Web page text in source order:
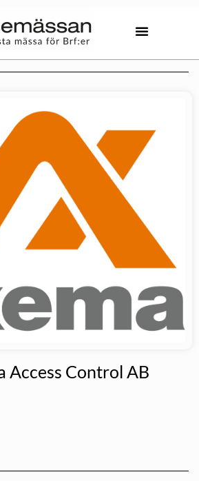
Access Control AB